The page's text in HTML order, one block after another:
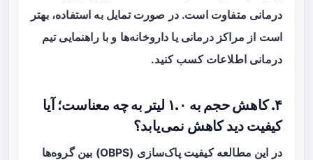
درمانی متفاوت است. در صورت تمایل به استفاده، بهتر
است از مراکز درمانی یا داروخانه‌ها و با راهنمایی تیم
درمانی اطلاعات کسب کنید.
۴. کاهش حجم به ۱.۰ لیتر به چه معناست؛ آیا
کیفیت دید کاهش نمی‌یابد؟
در این مطالعه کیفیت پاک‌سازی (OBPS) بین گروه‌ها